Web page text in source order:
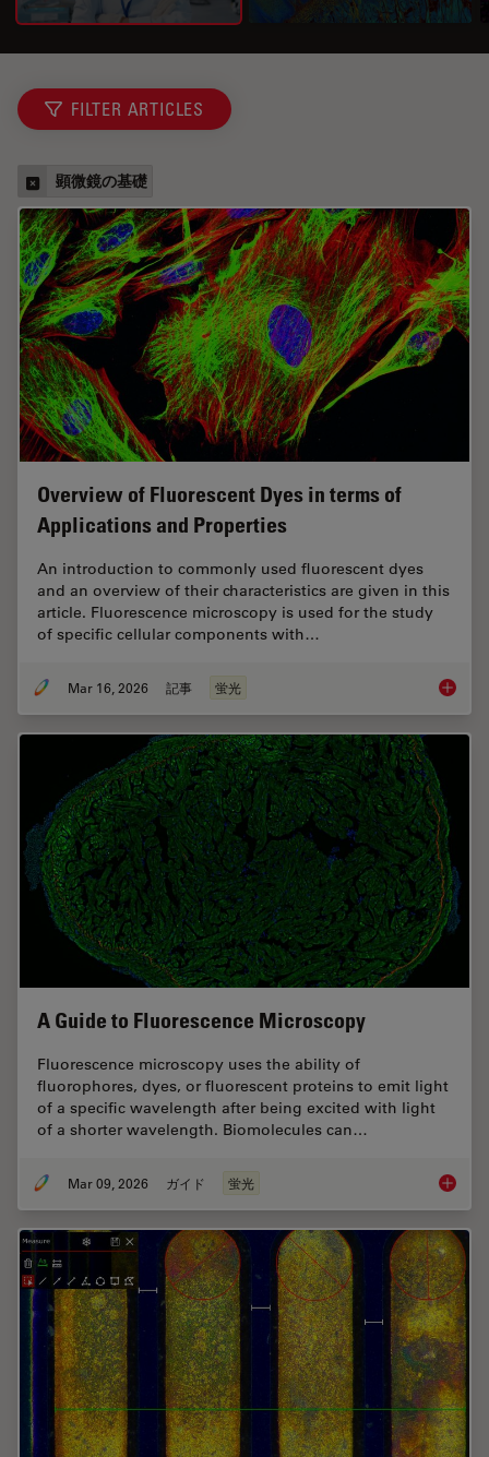
FILTER ARTICLES
顕微鏡の基礎
Overview of Fluorescent Dyes in terms of
Applications and Properties
An introduction to commonly used fluorescent dyes
and an overview of their characteristics are given in this
article. Fluorescence microscopy is used for the study
of specific cellular components with…
Mar 16, 2026 記事 蛍光
A Guide to Fluorescence Microscopy
Fluorescence microscopy uses the ability of
fluorophores, dyes, or fluorescent proteins to emit light
of a specific wavelength after being excited with light
of a shorter wavelength. Biomolecules can…
Mar 09, 2026 ガイド 蛍光 A